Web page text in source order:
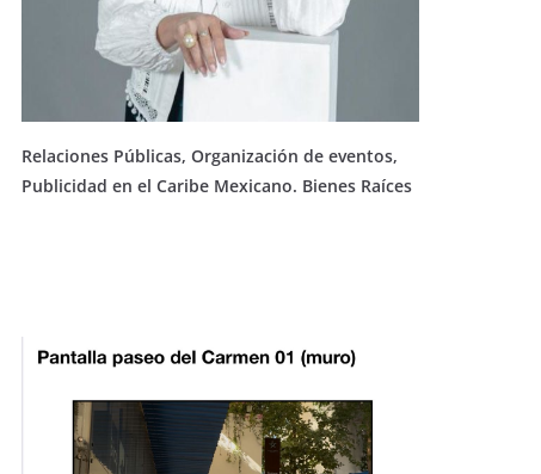
Relaciones Públicas, Organización de eventos,
Publicidad en el Caribe Mexicano. Bienes Raíces